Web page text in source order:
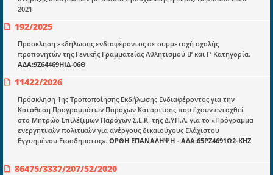
2021
192/2025
Πρόσκληση εκδήλωσης ενδιαφέροντος σε συμμετοχή σχολής
προπονητών της Γενικής Γραμματείας Αθλητισμού Β’ και Γ’ Κατηγορία.
ΑΔΑ:9Ζ64469ΗΙΔ-06Θ
11422/2026
Πρόσκληση 1ης Τροποποίησης Εκδήλωσης Ενδιαφέροντος για την
Κατάθεση Προγραμμάτων Παρόχων Κατάρτισης που έχουν ενταχθεί
στο Μητρώο Επιλέξιμων Παρόχων Σ.Ε.Κ. της Δ.ΥΠ.Α. για το «Πρόγραμμα
ενεργητικών πολιτικών για ανέργους δικαιούχους Ελάχιστου
Εγγυημένου Εισοδήματος». ΟΡΘΗ ΕΠΑΝΑΛΗΨΗ - ΑΔΑ:65ΡΖ4691Ω2-ΚΗΖ
86475/3337/207/52/2020
Νόμοι και προεδρικά διατάγματα
Υπουργικές αποφάσεις
Νομολογία και Γνωμοδοτήσεις ΝΣΚ
Πληροφορίες
Είσοδος
Εγγραφή
Οδηγίες Εγγραφής
Βοηθός Αναζήτησης